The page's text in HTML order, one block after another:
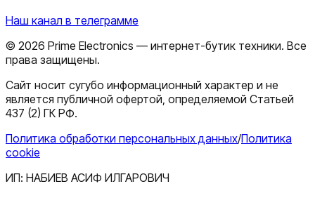
Наш канал в телеграмме
© 2026 Prime Electronics — интернет-бутик техники. Все
права защищены.
Сайт носит сугубо информационный характер и не
является публичной офертой, определяемой Статьей
437 (2) ГК РФ.
Политика обработки персональных данных/Политика
cookie
ИП: НАБИЕВ АСИФ ИЛГАРОВИЧ